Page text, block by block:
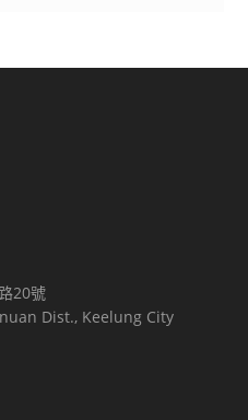
20號
Dist., Keelung City